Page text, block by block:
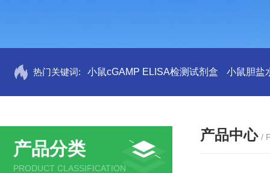
热门关键词: 小鼠cGAMP ELISA检测试剂盒 小鼠胆盐
产品分类
PRODUCT CLASSIFICATION
产品中心 /